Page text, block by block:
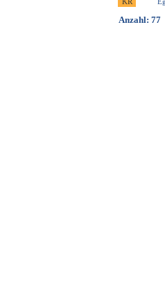
Anzahl: 77